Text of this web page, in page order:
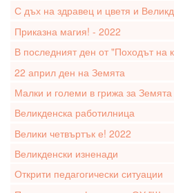
С дъх на здравец и цветя и
Приказна магия! - 2022
В последният ден от "Походът на
22 април ден на Земята
Малки и големи в грижа за Земята
Великденска работилница
Велики четвъртък е! 2022
Великденски изненади
Открити педагогически ситуации